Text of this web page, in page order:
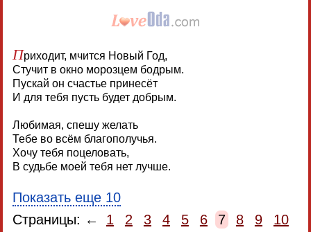
Приходит, мчится Новый Год,
Стучит в окно морозцем бодрым.
Пускай он счастье принесёт
И для тебя пусть будет добрым.
Любимая, спешу желать
Тебе во всём благополучья.
Хочу тебя поцеловать,
В судьбе моей тебя нет лучше.
Показать еще 10
Страницы: ←
1 2 3 4 5 6 7 8 9
10